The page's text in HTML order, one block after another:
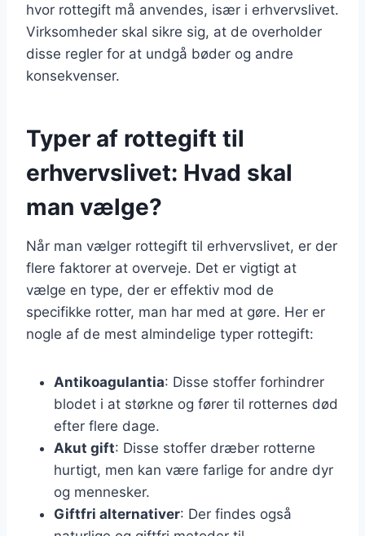
hvor rottegift må anvendes, især i erhvervslivet.
Virksomheder skal sikre sig, at de overholder
disse regler for at undgå bøder og andre
konsekvenser.
Typer af rottegift til
erhvervslivet: Hvad skal
man vælge?
Når man vælger rottegift til erhvervslivet, er der
flere faktorer at overveje. Det er vigtigt at
vælge en type, der er effektiv mod de
specifikke rotter, man har med at gøre. Her er
nogle af de mest almindelige typer rottegift:
Antikoagulantia: Disse stoffer forhindrer
blodet i at størkne og fører til rotternes død
efter flere dage.
Akut gift: Disse stoffer dræber rotterne
hurtigt, men kan være farlige for andre dyr
og mennesker.
Giftfri alternativer: Der findes også